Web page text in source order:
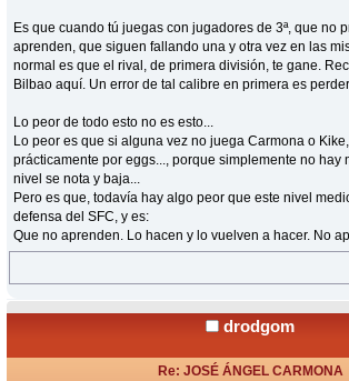
Es que cuando tú juegas con jugadores de 3ª, que no
aprenden, que siguen fallando una y otra vez en las
normal es que el rival, de primera división, te gane.
Bilbao aquí. Un error de tal calibre en primera es
Lo peor de todo esto no es esto...
Lo peor es que si alguna vez no juega Carmona o
prácticamente por eggs..., porque simplemente no hay
nivel se nota y baja...
Pero es que, todavía hay algo peor que este nivel
defensa del SFC, y es:
Que no aprenden. Lo hacen y lo vuelven a hacer. No
drodgom
Re: JOSÉ ÁNGEL CARMONA